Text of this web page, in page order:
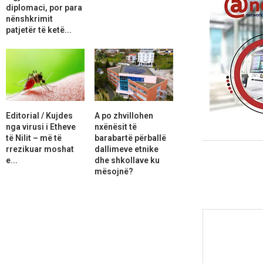
diplomaci, por para
nënshkrimit
patjetër të ketë...
Editorial / Kujdes
nga virusi i Etheve
të Nilit – më të
rrezikuar moshat
e...
A po zhvillohen
nxënësit të
barabartë përballë
dallimeve etnike
dhe shkollave ku
mësojnë?